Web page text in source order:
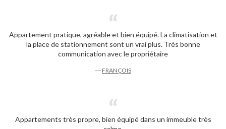
Appartement pratique, agréable et bien équipé. La climatisation et
la place de stationnement sont un vrai plus. Très bonne
communication avec le propriétaire
― FRANÇOIS
Appartements très propre, bien équipé dans un immeuble très